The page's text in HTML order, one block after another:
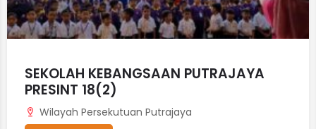
SEKOLAH KEBANGSAAN PUTRAJAYA
PRESINT 18(2)
Wilayah Persekutuan Putrajaya